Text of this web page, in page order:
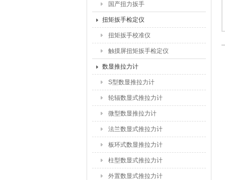
国产扭力扳手
扭矩扳手检定仪
扭矩扳手校准仪
触摸屏扭矩扳手检定仪
数显推拉力计
S型数显推拉力计
轮辐数显式推拉力计
微型数显推拉力计
法兰数显式推拉力计
板环式数显推拉力计
柱型数显式推拉力计
外置数显式推拉力计